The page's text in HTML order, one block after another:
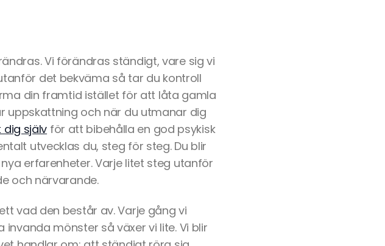
Vi förändras ständigt, vare sig vi
det bekväma så tar du kontroll
din framtid istället för att låta gamla
uppskattning och när du utmanar dig
själv för att bibehålla en god psykisk
utvecklas du, steg för steg. Du blir
erfarenheter. Varje litet steg utanför
och närvarande.
vad den består av. Varje gång vi
mönster så växer vi lite. Vi blir